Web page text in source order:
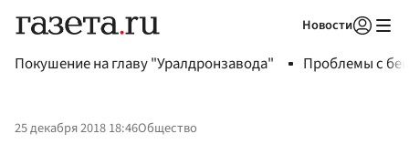
Новости
Покушение на главу "Уралдронзавода" Проблемы с
25 декабря 2018 18:46Общество